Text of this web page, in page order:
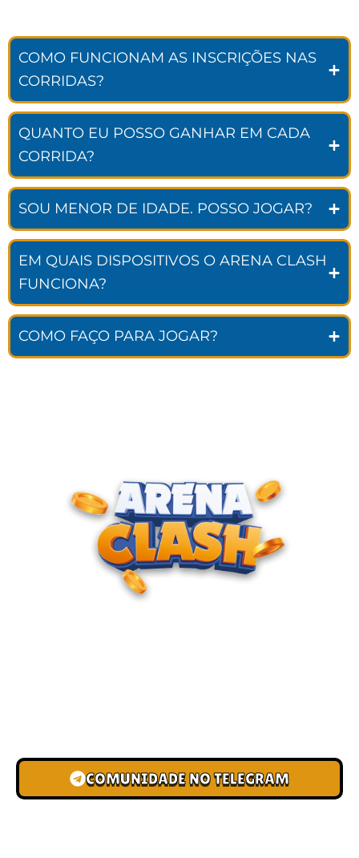
COMO FUNCIONAM AS INSCRIÇÕES NAS
CORRIDAS?
QUANTO EU POSSO GANHAR EM CADA
CORRIDA?
SOU MENOR DE IDADE. POSSO JOGAR?
EM QUAIS DISPOSITIVOS O ARENA CLASH
FUNCIONA?
COMO FAÇO PARA JOGAR?
COMUNIDADE NO TELEGRAM